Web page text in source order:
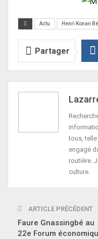
Actu Henri Konan
Partager
tous,
engagé
routière.
culture.
ARTICLE PRÉCÉDENT
Faure Gnassingbé au
22e Forum